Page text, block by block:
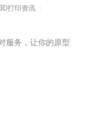
3D打印资讯
服务，让你的原型